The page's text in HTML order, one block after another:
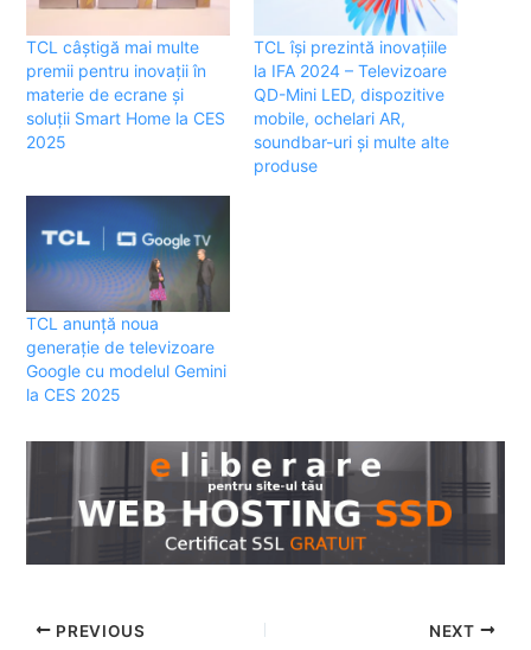
TCL câștigă mai multe
premii pentru inovații în
materie de ecrane și
soluții Smart Home la CES
2025
TCL își prezintă inovațiile
la IFA 2024 – Televizoare
QD-Mini LED, dispozitive
mobile, ochelari AR,
soundbar-uri și multe alte
produse
TCL anunță noua
generație de televizoare
Google cu modelul Gemini
la CES 2025
PREVIOUS NEXT